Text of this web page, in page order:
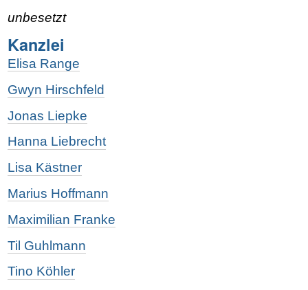
unbesetzt
Kanzlei
Elisa Range
Gwyn Hirschfeld
Jonas Liepke
Hanna Liebrecht
Lisa Kästner
Marius Hoffmann
Maximilian Franke
Til Guhlmann
Tino Köhler